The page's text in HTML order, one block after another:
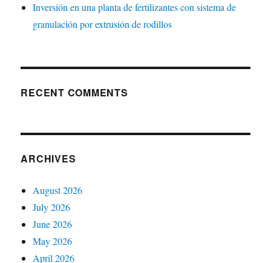
Inversión en una planta de fertilizantes con sistema de
granulación por extrusión de rodillos
RECENT COMMENTS
ARCHIVES
August 2026
July 2026
June 2026
May 2026
April 2026